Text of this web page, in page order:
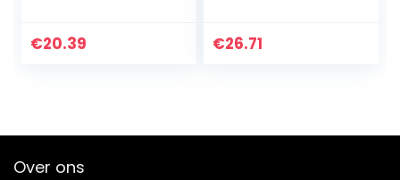
hout, antislip,
€20.39
Wonder Magic
€26.71
Over ons